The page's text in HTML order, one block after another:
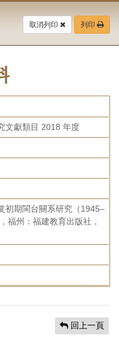
取消列印 列印
文獻類目 2018 年度
初期閩台關系研究（1945–
福州：福建教育出版社，
回上一頁